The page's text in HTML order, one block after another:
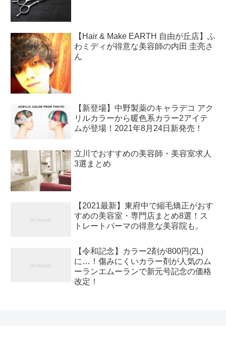
【Hair & Make EARTH 自由が丘店】ふ
わミディが得意な美容師の内田 圭亮さ
ん
【新登場】中野製薬のキャラデコ アク
リルカラーから暖色系カラー2アイテ
ムが登場！2021年8月24日新発売！
立川でおすすめの美容師・美容室求人
3選まとめ
【2021最新】東府中で縮毛矯正がおす
すめの美容室・専門店まとめ8選！ス
トレートパーマの得意な美容院も。
【令和記念】カラー2剤が800円(2L)
に…！傷みにくいカラー剤が人気のム
ーランエムーランで新元号記念の価格
改定！